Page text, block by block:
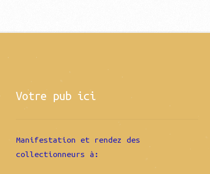
Votre pub ici
Manifestation et rendez des
collectionneurs à: